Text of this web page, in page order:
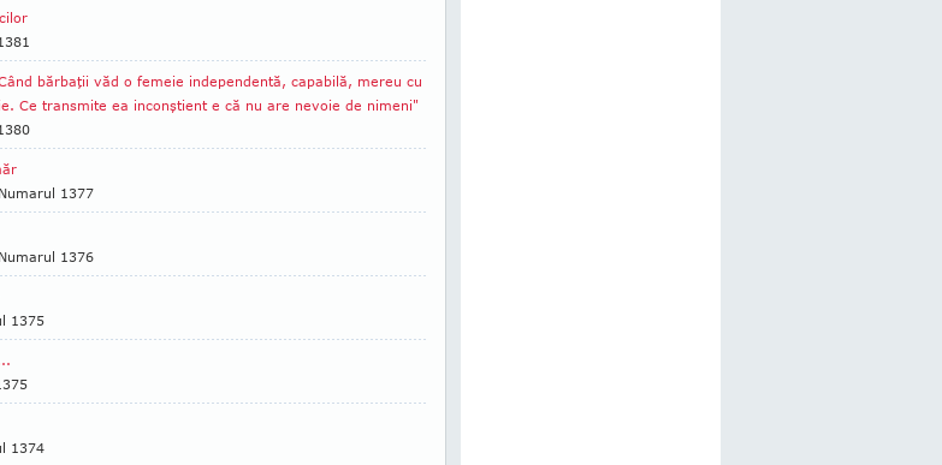
bărbaţii văd o femeie independentă, capabilă, mereu cu
Ce transmite ea inconştient e că nu are nevoie de nimeni"
Numarul 1377
Numarul 1376
1375
1374